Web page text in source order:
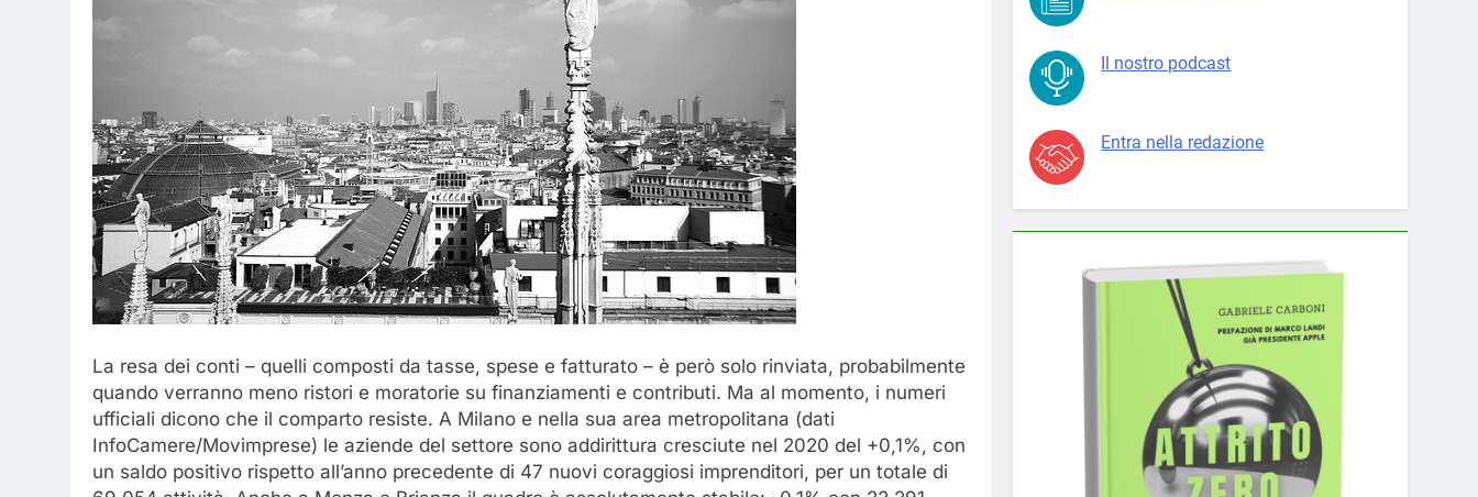
La resa dei conti – quelli composti da tasse, spese e fatturato – è però solo rinviata, probabilmente
quando verranno meno ristori e moratorie su finanziamenti e contributi. Ma al momento, i numeri
ufficiali dicono che il comparto resiste. A Milano e nella sua area metropolitana (dati
InfoCamere/Movimprese) le aziende del settore sono addirittura cresciute nel 2020 del +0,1%, con
un saldo positivo rispetto all’anno precedente di 47 nuovi coraggiosi imprenditori, per un totale di
Il nostro podcast
Entra nella redazione